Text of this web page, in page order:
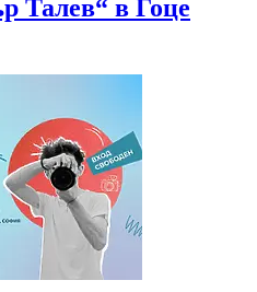
Талев“ в Гоце